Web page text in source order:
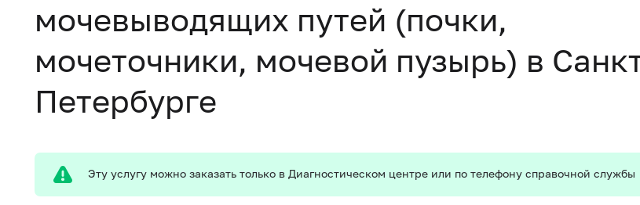
мочевыводящих путей (почки,
мочеточники, мочевой пузырь) в
Петербурге
Эту услугу можно заказать только в Диагностическом центре или по телефону справочной службы